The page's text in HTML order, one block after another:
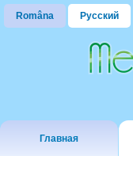
Româna Русский
Главная